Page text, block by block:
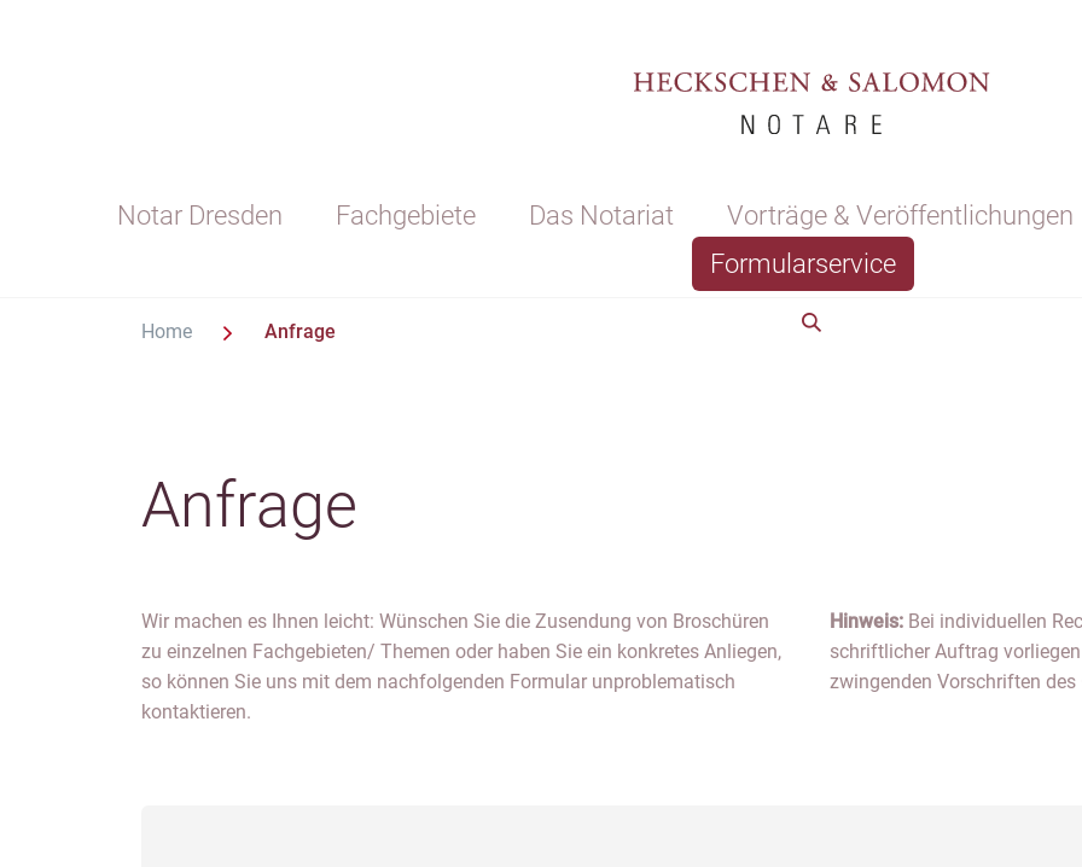
Notar Dresden Fachgebiete Das Notariat
Vorträge & Veröffentlichungen
Formularservice
Home Anfrage
Anfrage
Wir machen es Ihnen leicht: Wünschen Sie die Zusendung von Broschüren
zu einzelnen Fachgebieten/ Themen oder haben Sie ein konkretes Anliegen,
so können Sie uns mit dem nachfolgenden Formular unproblematisch
kontaktieren.
Hinweis: Bei individuellen
schriftlicher Auftrag
zwingenden Vorschriften des